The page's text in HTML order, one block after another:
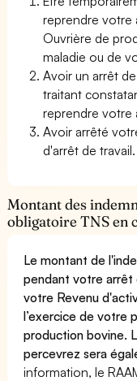
reprendre votre
Ouvrière de
maladie ou de
Avoir un arrêt
traitant
reprendre votre
Avoir arrêté
d'arrêt de travail.
Montant des
obligatoire TNS en
Le montant de
pendant votre arrêt
votre Revenu
l’exercice de votre
production bovine.
percevrez sera
information, le